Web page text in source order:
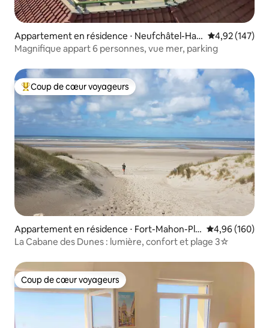
Appartement en résidence ⋅ Neufchâtel-Har
delot
Évaluation
4,92 (147)
Magnifique appart 6 personnes, vue mer, parking
Coups de cœur voyageurs les plus appréciés
Coup de cœur voyageurs
Appartement en résidence ⋅ Fort-Mahon-Pla
ge
Évaluation
4,96 (160)
La Cabane des Dunes : lumière, confort et plage 3☆
Coup de cœur voyageurs
Coup de cœur voyageurs